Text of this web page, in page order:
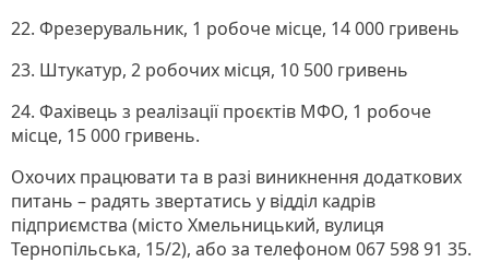
22. Фрезерувальник, 1 робоче місце, 14 000 гривень
23. Штукатур, 2 робочих місця, 10 500 гривень
24. Фахівець з реалізації проєктів МФО, 1 робоче
місце, 15 000 гривень.
Охочих працювати та в разі виникнення додаткових
питань – радять звертатись у відділ кадрів
підприємства (місто Хмельницький, вулиця
Тернопільська, 15/2), або за телефоном 067 598 91 35.